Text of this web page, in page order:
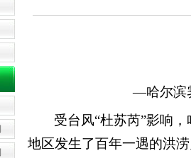
—哈尔滨
受台风“杜苏芮”影响，
地区发生了百年一遇的洪